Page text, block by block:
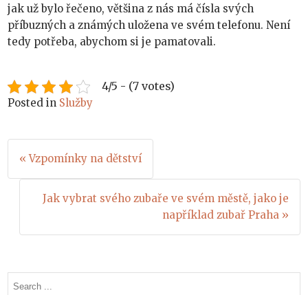
jak už bylo řečeno, většina z nás má čísla svých
příbuzných a známých uložena ve svém telefonu. Není
tedy potřeba, abychom si je pamatovali.
4/5 - (7 votes)
Posted in Služby
Navigace
pro
příspěvek
« Vzpomínky na dětství
Jak vybrat svého zubaře ve svém městě, jako je
například zubař Praha »
Search